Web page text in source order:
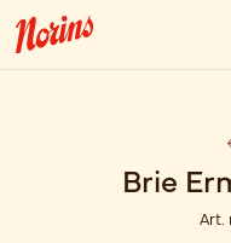
Brie
Art.